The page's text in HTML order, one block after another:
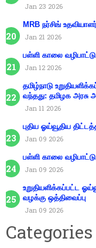
Jan 23 2026
MRB நர்சிங்
Jan 21 2026
பள்ளி காலை
Jan 12 2026
தமிழ்நாடு
வந்தது: தமிழக
Jan 11 2026
புதிய ஓய்வூதிய
Jan 09 2026
பள்ளி காலை
Jan 09 2026
உறுதியளிக்கப்பட்ட
வழக்கு ஒத்திவைப்பு
Jan 09 2026
Categories